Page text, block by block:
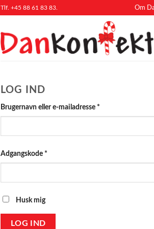
Tlf. +45 88 61 83 83. Om
LOG IND
Brugernavn eller e-mailadresse *
Adgangskode *
Husk mig
LOG IND